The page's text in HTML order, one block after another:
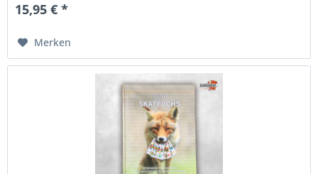
15,95 € *
Merken